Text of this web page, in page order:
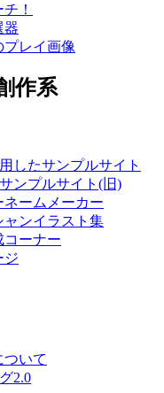
！
器
プレイ画像
作系
したサンプルサイト
ンプルサイト(旧)
ネームメーカー
ャンイラスト集
コーナー
ジ
ついて
2.0